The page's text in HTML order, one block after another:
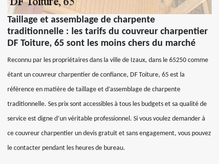
Taillage et assemblage de charpente
traditionnelle : les tarifs du couvreur charpentier
DF Toiture, 65 sont les moins chers du marché
Reconnu par les propriétaires dans la ville de Izaux, dans le 65250 comme
étant un couvreur charpentier de confiance, DF Toiture, 65 est la
référence en matière de taillage et d’assemblage de charpente
traditionnelle. Ses prix sont accessibles à tous les budgets et sa qualité de
service est digne d’un véritable professionnel. Si vous voulez demander à
ce couvreur charpentier un devis gratuit et sans engagement, vous pouvez
le contacter pendant les heures de bureau.